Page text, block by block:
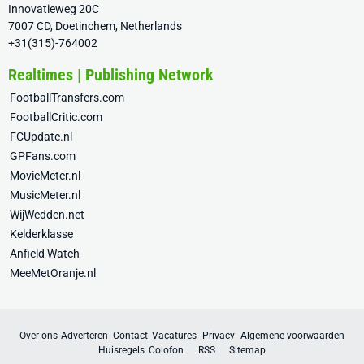
Innovatieweg 20C
7007 CD, Doetinchem, Netherlands
+31(315)-764002
Realtimes | Publishing Network
FootballTransfers.com
FootballCritic.com
FCUpdate.nl
GPFans.com
MovieMeter.nl
MusicMeter.nl
WijWedden.net
Kelderklasse
Anfield Watch
MeeMetOranje.nl
Over ons Adverteren Contact Vacatures Privacy Algemene voorwaarden
Huisregels Colofon RSS Sitemap